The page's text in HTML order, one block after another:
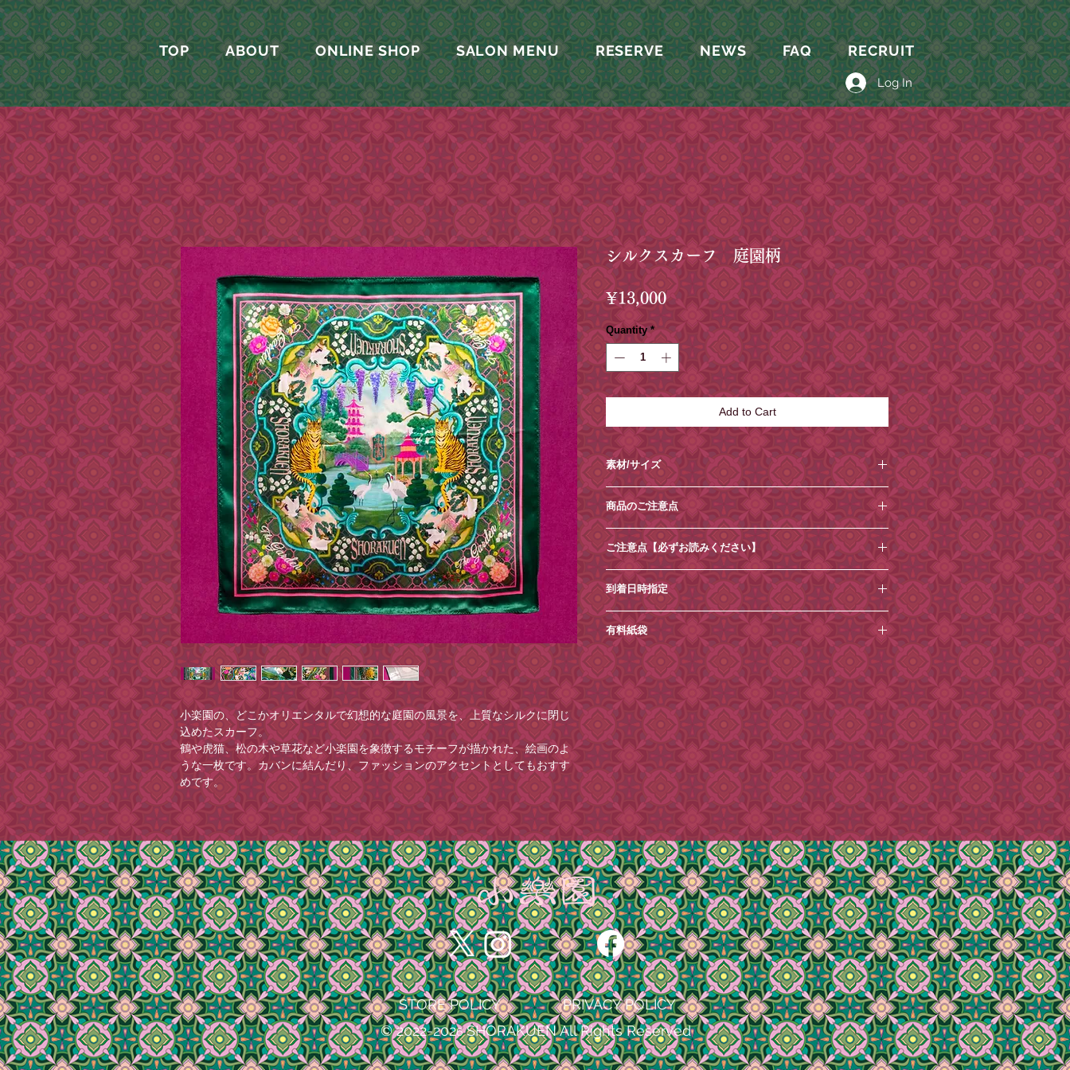
TOP ABOUT ONLINE SHOP SALON MENU RESERVE NEWS FAQ RECRUIT
Log In
小楽園の、どこかオリエンタルで幻想的な庭園の風景を、上質なシルクに閉じ
込めたスカーフ。
鶴や虎猫、松の木や草花など小楽園を象徴するモチーフが描かれた、絵画のよ
うな一枚です。カバンに結んだり、ファッションのアクセントとしてもおすす
めです。
※ピンクのギフトボックス浅に入れてお届けいたします。
※画面上での色味や質感は実物とは異なる場合がございます。あらかじめご了
承ください。
シルクスカーフ 庭園柄
¥13,000Price
Quantity *
Add to Cart
素材/サイズ
⚪︎素材：シルク100%
⚪︎サイズ：縦約53cm×横約53cm
Made in Japan
商品のご注意点
・加工・素材により、生産する過程で若干の誤差が発生
してしまいます。予めご了承下さい。
・画面上のでの色味や質感は実物と異なる場合がござい
ます。
洗濯表示
・水洗い不可
・漂白NG
・タンブル乾燥禁止
・ひかげ乾燥
・低温110°まで
・ドライクリーニング不可
ご注意点【必ずお読みください】
・土日祝日は発送業務/メール対応はお休みとさせていた
だきます。
・商品内容の変更やキャンセルはお受けできません。
・ご住所の間違いが増えております、十分ご確認の上ご
注文ください。
・お送り先ご住所等の変更もお受けできかねます。
・到着日時指定がございましたら必ずご注文時の「備考
欄」へ記載ください。（後からご連絡いただいても対応
出来かねる場合がございます。）
・悪天候、交通事情の関係により、指定日の配送が困難
な場合がございます。
・コンビニ決済のお客様は二日以内にお支払いくださ
い。(お振込みが遅れると、着日指定のご希望に添えない
場合がございますので、予めご了承ください。)
・お客様のメールのご使用環境によっては、当店からの
メールが届かない場合がございます。
「@shorakuen.com」からのメールを受信できるよう、
設定をお願いいたします。
・メールアドレスの誤登録、セキュリティエラー等の、
全ての原因におけるメールの不達に関しては、当店は一
切の責任を負いません。
到着日時指定
ご希望がございましたら、ご注文時から1週間程度 を目
安にご指定ください。それ以降の到着日時指定はお受け
できませんので、ご了承ください。
ご注文の際に
［ショッピングカート］→［備考を追加］からコメント
を追加できますので、そちらにご記入ください。
ご記入がない場合は指定なしでお送りさせていただきま
す。
※ご希望に添えない場合もございます。
※コンビニ決済のお客様は二日以内にお支払いくださ
い。(お振込みが遅れると、着日指定のご希望に添えない
場合がございますので、予めご了承ください。)
有料紙袋
■環境保護の一環として、小楽園オンラインショップで
は2025年4月17日から、紙袋を有料とさせていただいて
おります。
ご理解・ご協力のほどよろしくお願いいたします。
紙袋は こちらから。
STORE POLICY
PRIVACY POLICY
© 2022-2026SHORAKUEN All Rights Reserved